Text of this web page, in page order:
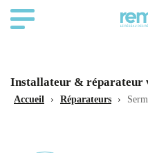
Installateur & réparateur
Accueil › Réparateurs ›